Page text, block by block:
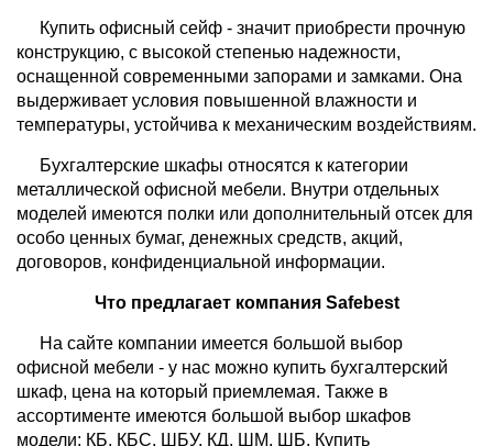
Купить офисный сейф - значит приобрести прочную
конструкцию, с высокой степенью надежности,
оснащенной современными запорами и замками. Она
выдерживает условия повышенной влажности и
температуры, устойчива к механическим воздействиям.
Бухгалтерские шкафы относятся к категории
металлической офисной мебели. Внутри отдельных
моделей имеются полки или дополнительный отсек для
особо ценных бумаг, денежных средств, акций,
договоров, конфиденциальной информации.
Что предлагает компания Safebest
На сайте компании имеется большой выбор
офисной мебели - у нас можно купить бухгалтерский
шкаф, цена на который приемлемая. Также в
ассортименте имеются большой выбор шкафов
модели: КБ, КБС, ШБУ, КД, ШМ, ШБ. Купить